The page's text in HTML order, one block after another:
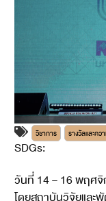
วิชาการ รางวัลและคว
SDGs:
วันที่ 14 – 16 พฤศจิ